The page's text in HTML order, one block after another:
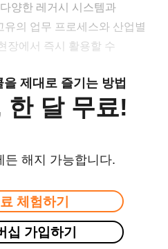
양한 레거시 시스템과
의 업무 프로세스와 산업별
장에서 즉시 활용할 수
제대로 즐기는 방법
한 달 무료!
든 해지 가능합니다.
체험하기
십 가입하기